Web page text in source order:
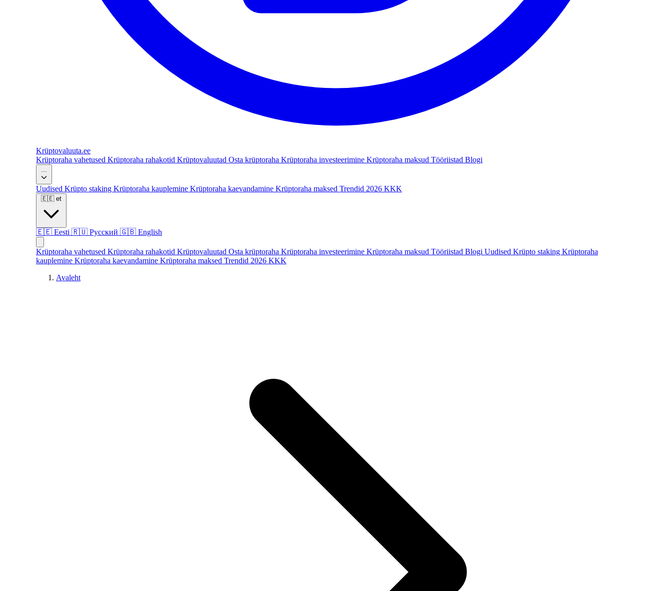
Krüptovaluuta.ee
Krüptoraha vahetused Krüptoraha rahakotid Krüptovaluutad Osta krüptoraha Krüptoraha investeerimine Krüptoraha maksud Tööriistad Blogi
Uudised Krüpto staking Krüptoraha kauplemine Krüptoraha kaevandamine Krüptoraha maksed Trendid 2026 KKK
🇪🇪 et
🇪🇪 Eesti 🇷🇺 Русский 🇬🇧 English
Krüptoraha vahetused Krüptoraha rahakotid Krüptovaluutad Osta krüptoraha Krüptoraha investeerimine Krüptoraha maksud Tööriistad Blogi Uudised Krüpto staking Krüptoraha
kauplemine Krüptoraha kaevandamine Krüptoraha maksed Trendid 2026 KKK
Avaleht